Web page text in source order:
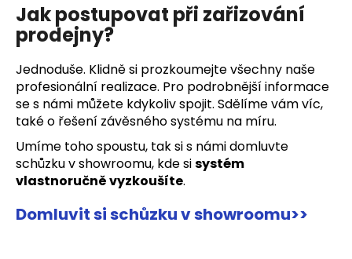
Jak postupovat při zařizování
prodejny?
Jednoduše. Klidně si prozkoumejte všechny naše
profesionální realizace. Pro podrobnější informace
se s námi můžete kdykoliv spojit. Sdělíme vám víc,
také o řešení závěsného systému na míru.
Umíme toho spoustu, tak si s námi domluvte
schůzku v showroomu, kde sisystém
vlastnoručně vyzkoušíte.
Domluvit si schůzku v showroomu>>